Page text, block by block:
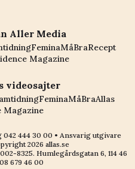
Aller Media
FeminaMåBraRecept
Magazine
videosajter
FeminaMåBraAllas
Magazine
042 444 30 00 • Ansvarig utgivare
2026 allas.se
8325. Humlegårdsgatan 6, 114 46
08 679 46 00